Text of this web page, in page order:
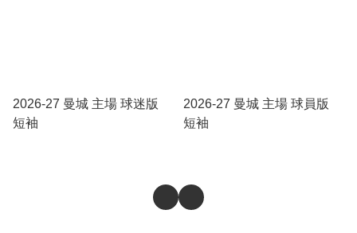
2026-27 曼城 主場 球迷版
短袖
2026-27 曼城 主場 球員版
短袖